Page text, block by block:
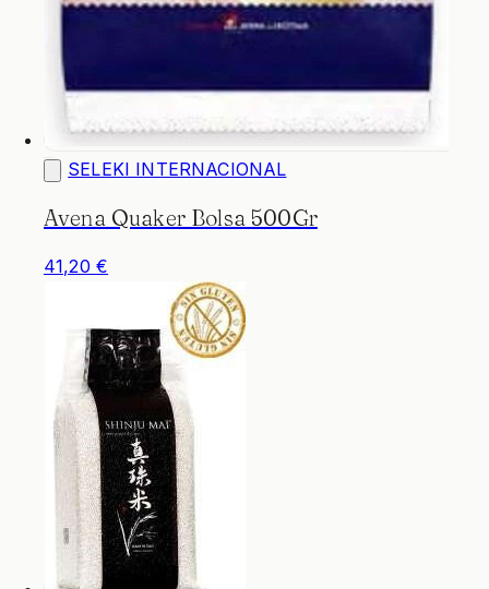
SELEKI INTERNACIONAL
Avena Quaker Bolsa 500Gr
41,20 €